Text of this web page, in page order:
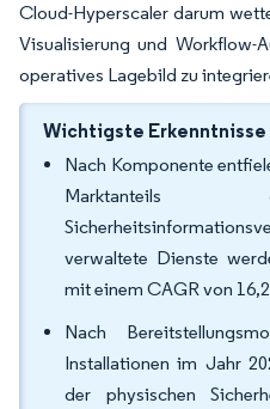
Cloud-Hyperscaler darum
Visualisierung und Workflow-
operatives Lagebild zu
Wichtigste Erkenntnisse
Nach Komponente
Marktanteils
verwaltete Dienste
mit einem CAGR von
Nach
Installationen im Jahr
der physischen